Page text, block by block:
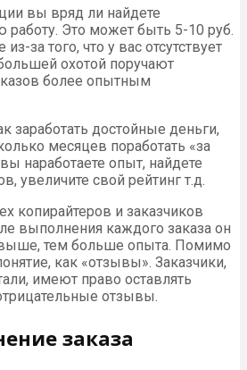
вы вряд ли найдете
Это может быть 5-10 руб.
за того, что у вас отсутствует
охотой поручают
более опытным
заработать достойные деньги,
месяцев поработать «за
наработаете опыт, найдете
увеличите свой рейтинг т.д.
копирайтеров и заказчиков
выполнения каждого заказа он
тем больше опыта. Помимо
как «отзывы». Заказчики,
имеют право оставлять
отзывы.
заказа